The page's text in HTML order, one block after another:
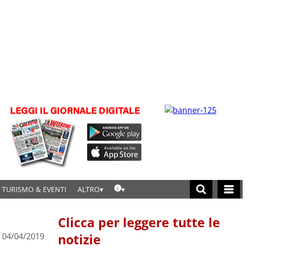
TURISMO & EVENTI ALTRO
04/04/2019
Clicca per leggere tutte le
notizie